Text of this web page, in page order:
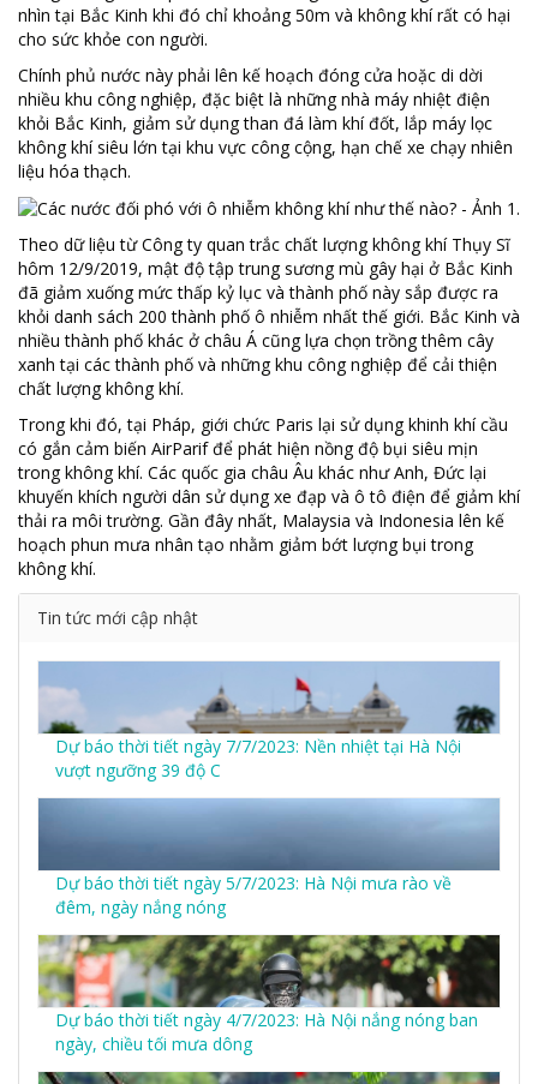
nhìn tại Bắc Kinh khi đó chỉ khoảng 50m và không khí rất có hại
cho sức khỏe con người.
Chính phủ nước này phải lên kế hoạch đóng cửa hoặc di dời
nhiều khu công nghiệp, đặc biệt là những nhà máy nhiệt điện
khỏi Bắc Kinh, giảm sử dụng than đá làm khí đốt, lắp máy lọc
không khí siêu lớn tại khu vực công cộng, hạn chế xe chạy nhiên
liệu hóa thạch.
Theo dữ liệu từ Công ty quan trắc chất lượng không khí Thụy Sĩ
hôm 12/9/2019, mật độ tập trung sương mù gây hại ở Bắc Kinh
đã giảm xuống mức thấp kỷ lục và thành phố này sắp được ra
khỏi danh sách 200 thành phố ô nhiễm nhất thế giới. Bắc Kinh và
nhiều thành phố khác ở châu Á cũng lựa chọn trồng thêm cây
xanh tại các thành phố và những khu công nghiệp để cải thiện
chất lượng không khí.
Trong khi đó, tại Pháp, giới chức Paris lại sử dụng khinh khí cầu
có gắn cảm biến AirParif để phát hiện nồng độ bụi siêu mịn
trong không khí. Các quốc gia châu Âu khác như Anh, Đức lại
khuyến khích người dân sử dụng xe đạp và ô tô điện để giảm khí
thải ra môi trường. Gần đây nhất, Malaysia và Indonesia lên kế
hoạch phun mưa nhân tạo nhằm giảm bớt lượng bụi trong
không khí.
Tin tức mới cập nhật
Dự báo thời tiết ngày 7/7/2023: Nền nhiệt tại Hà Nội
vượt ngưỡng 39 độ C
Dự báo thời tiết ngày 5/7/2023: Hà Nội mưa rào về
đêm, ngày nắng nóng
Dự báo thời tiết ngày 4/7/2023: Hà Nội nắng nóng ban
ngày, chiều tối mưa dông